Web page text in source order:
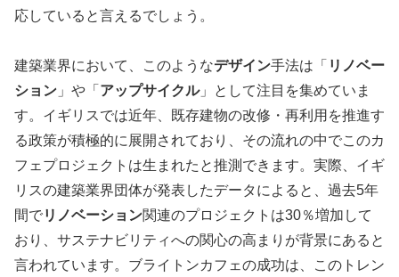
応していると言えるでしょう。
建築業界において、このようなデザイン手法は「 リノベー
ション 」や「 アップサイクル」として注目を集めていま
す。イギリスでは近年、既存建物の改修・再利用を推進す
る政策が積極的に展開されており、その流れの中でこのカ
フェプロジェクトは生まれたと推測できます。実際、イギ
リスの建築業界団体が発表したデータによると、過去5年
間でリノベーション関連のプロジェクトは30％増加して
おり、サステナビリティへの関心の高まりが背景にあると
言われています。ブライトンカフェの成功は、このトレン